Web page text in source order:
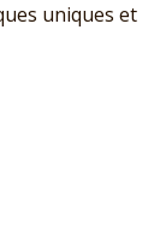
uniques et